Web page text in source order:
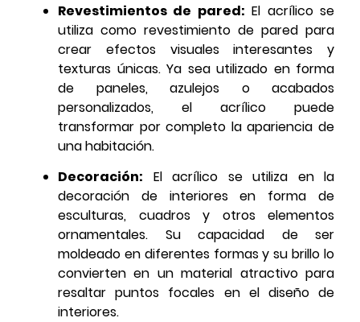
Revestimientos de pared: El acrílico se
utiliza como revestimiento de pared para
crear efectos visuales interesantes y
texturas únicas. Ya sea utilizado en forma
de paneles, azulejos o acabados
personalizados, el acrílico puede
transformar por completo la apariencia de
una habitación.
Decoración: El acrílico se utiliza en la
decoración de interiores en forma de
esculturas, cuadros y otros elementos
ornamentales. Su capacidad de ser
moldeado en diferentes formas y su brillo lo
convierten en un material atractivo para
resaltar puntos focales en el diseño de
interiores.